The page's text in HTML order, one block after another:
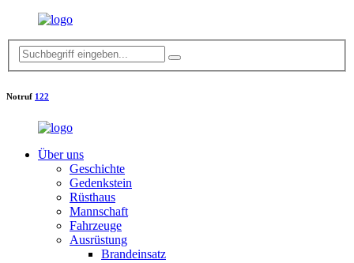
Notruf 122
Über uns
Geschichte
Gedenkstein
Rüsthaus
Mannschaft
Fahrzeuge
Ausrüstung
Brandeinsatz